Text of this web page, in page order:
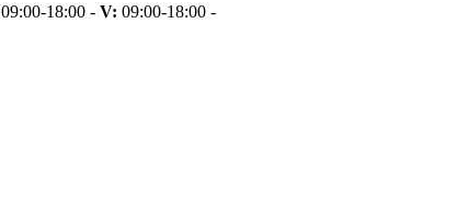
09:00-18:00 - V: 09:00-18:00 -